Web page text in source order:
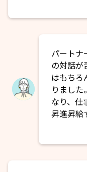
パートナ
の対話が
はもちろ
りまし
なり、仕
昇進昇給